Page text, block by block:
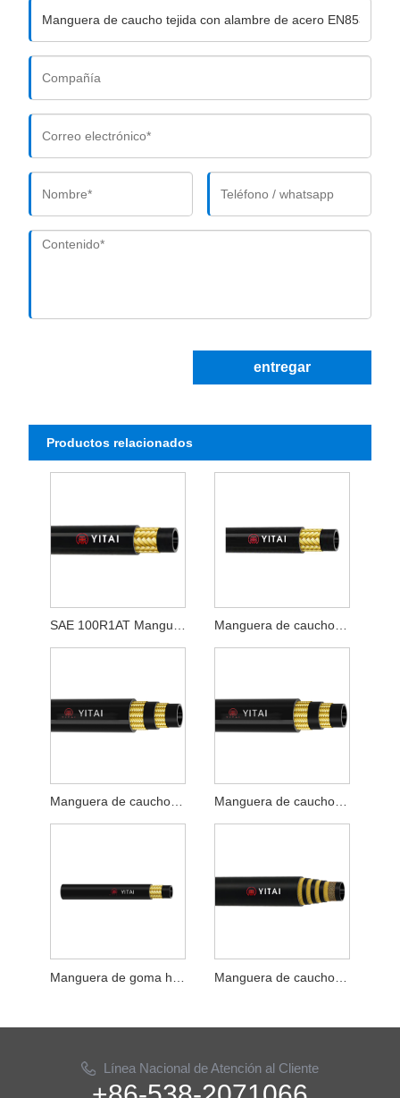
entregar
Productos relacionados
SAE 100R1AT Manguera de goma tejida de alambre de acero Manguera de caucho hidráulica con trenza de alambre SAE 100R1AT
Manguera de caucho tejida con alambre de acero SAE 100R2AT Manguera de caucho hidráulica con trenza de alambre SAE 100R2AT
Manguera de caucho tejida con alambre de acero EN853 2SN
Línea Nacional de Atención al Cliente